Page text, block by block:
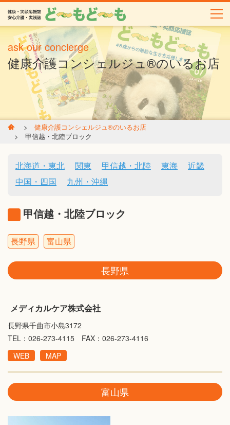
ask our concierge
健康介護コンシェルジュ®のいるお店
健康介護コンシェルジュ®のいるお店
甲信越・北陸ブロック
北海道・東北 関東 甲信越・北陸 東海
近畿
中国・四国
九州・沖縄
甲信越・北陸ブロック
長野県 富山県
長野県
メディカルケア株式会社
長野県千曲市小島3172
TEL：026-273-4115 FAX：026-273-4116
WEB
MAP
富山県